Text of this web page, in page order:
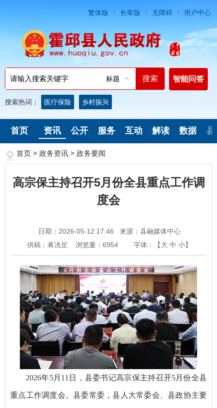
繁体版 长辈版 无障碍 用户中心
标题 智能问答
搜索热词： 医疗保险 乡村振兴
首页 资讯 公开 服务 互动 解读 数据 县
首页 > 政务资讯 > 政务要闻
高宗保主持召开5月份全县重点工作调
度会
日期：2026-05-12 17:46
来源：县融媒体中心
供稿：蒋冼呈
浏览量： 6954 字体：【大 中 小】
2026年5月11日，县委书记高宗保主持召开5月份全县
重点工作调度会。县委常委，县人大常委会、县政协主要